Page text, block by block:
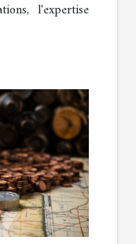
l'expertise